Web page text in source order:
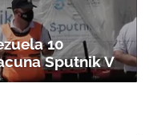
10
Sputnik V